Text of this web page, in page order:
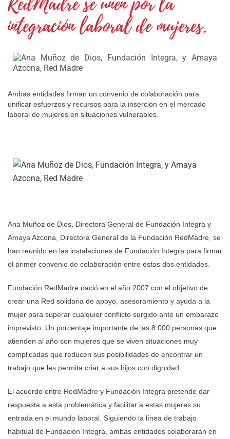
integración laboral de mujeres.
Ambas entidades firman un convenio de colaboración para
unificar esfuerzos y recursos para la inserción en el mercado
laboral de mujeres en situaciones vulnerables.
Ana Muñoz de Dios, Directora General de Fundación Integra y
Amaya Azcona, Directora General de la Fundación RedMadre, se
han reunido en las instalaciones de Fundación Integra para firmar
el primer convenio de colaboración entre estas dos entidades.
Fundación RedMadre nació en el año 2007 con el objetivo de
crear una Red solidaria de apoyo, asesoramiento y ayuda a la
mujer para superar cualquier conflicto surgido ante un embarazo
imprevisto. Un porcentaje importante de las 8.000 personas que
atienden al año son mujeres que se viven situaciones muy
complicadas que reducen sus posibilidades de encontrar un
trabajo que les permita criar a sus hijos con dignidad.
El acuerdo entre RedMadre y Fundación Integra pretende dar
respuesta a esta problemática y facilitar a estas mujeres su
entrada en el mundo laboral. Siguiendo la línea de trabajo
habitual de Fundación Integra, ambas entidades colaborarán en